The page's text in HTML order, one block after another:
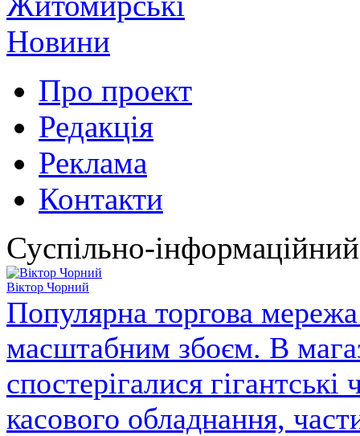
Про проект
Редакція
Реклама
Контакти
Суспільно-
Віктор Чорний
Популярна торгова
масштабним збоєм. В
спостерігалися
касового обладнання,